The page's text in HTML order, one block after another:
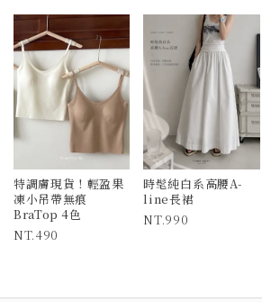
特調膚現貨！輕盈果
凍小吊帶無痕
BraTop 4色
490
時髦純白系高腰A-
line長裙
990